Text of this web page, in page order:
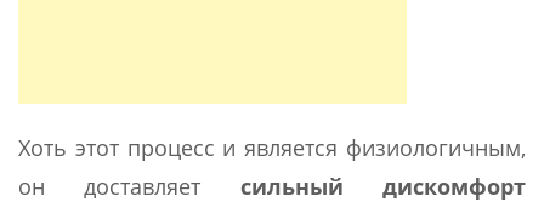
Хоть этот процесс и является физиологичным,
он доставляет сильный дискомфорт